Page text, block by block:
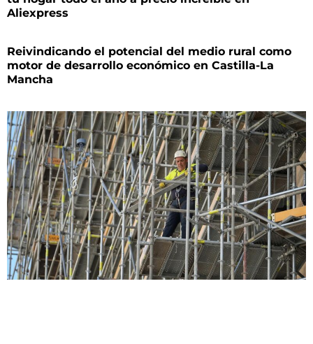
Aliexpress
Reivindicando el potencial del medio rural como
motor de desarrollo económico en Castilla-La
Mancha